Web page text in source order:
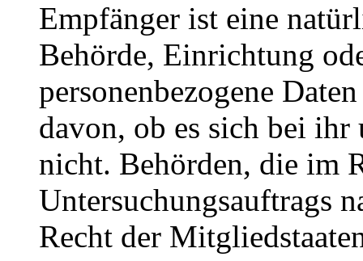
Empfänger ist eine
Behörde, Einrichtung
personenbezogene
davon, ob es sich bei
nicht. Behörden, die im
Untersuchungsauftrags
Recht der